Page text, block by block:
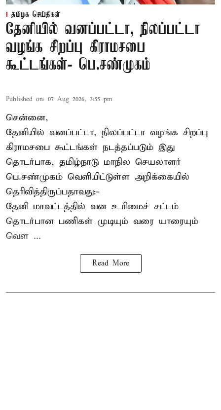
தமிழக செய்திகள்
தேனியில் வனப்பட்டா, நிலப்பட்டா
வழங்க சிறப்பு கிராமசபை
கூட்டங்கள்- பெ.சண்முகம்
Published on: 07 Aug 2026, 3:55 pm
சென்னை,
தேனியில் வனப்பட்டா, நிலப்பட்டா வழங்க சிறப்பு
கிராமசபை கூட்டங்கள் நடத்தப்படும் இது
தொடர்பாக, தமிழ்நாடு மாநில செயலாளர்
பெ.சண்முகம் வெளியிட்டுள்ள அறிக்கையில்
தெரிவித்திருப்பதாவது:-
தேனி மாவட்டத்தில் வன உரிமைச் சட்டம்
தொடர்பான பணிகள் முடியும் வரை யாரையும்
வெள ...
Read More